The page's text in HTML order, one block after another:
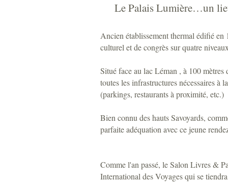
Le Palais Lumière…un
Ancien établissement thermal édifié
culturel et de congrès sur quatre
Situé face au lac Léman , à 100
toutes les infrastructures nécessaires à
(parkings, restaurants à proximité, etc.)
Bien connu des hauts Savoyards,
parfaite adéquation avec ce jeune
Comme l'an passé, le Salon Livres &
International des Voyages qui se